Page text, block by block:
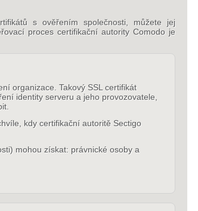
s ověřením společnosti, můžete jej
proces certifikační autority Comodo je
organizace. Takový SSL certifikát
identity serveru a jeho provozovatele,
kdy certifikační autoritě Sectigo
mohou získat: právnické osoby a